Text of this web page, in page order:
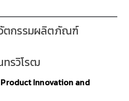
วัตกรรมผลิตภัณฑ์
ทรวิโรฒ
Innovation and